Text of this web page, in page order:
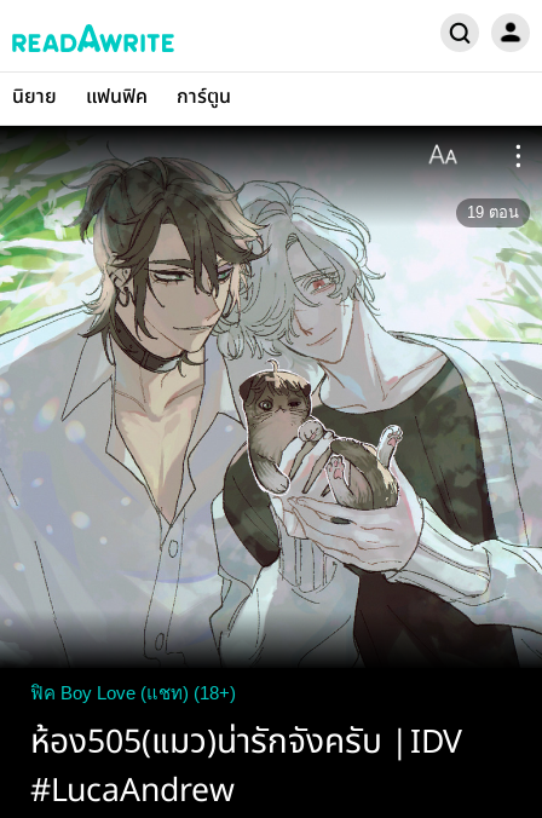
นิยาย แฟนฟิค การ์ตูน
19 ตอน
ฟิค Boy Love (แชท) (18+)
ห้อง505(แมว)น่ารักจังครับ |IDV
#LucaAndrew